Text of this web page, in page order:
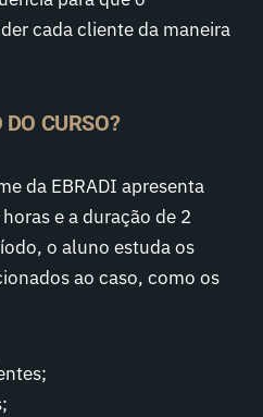
cada cliente da maneira
CURSO?
da EBRADI apresenta
e a duração de 2
o aluno estuda os
ao caso, como os